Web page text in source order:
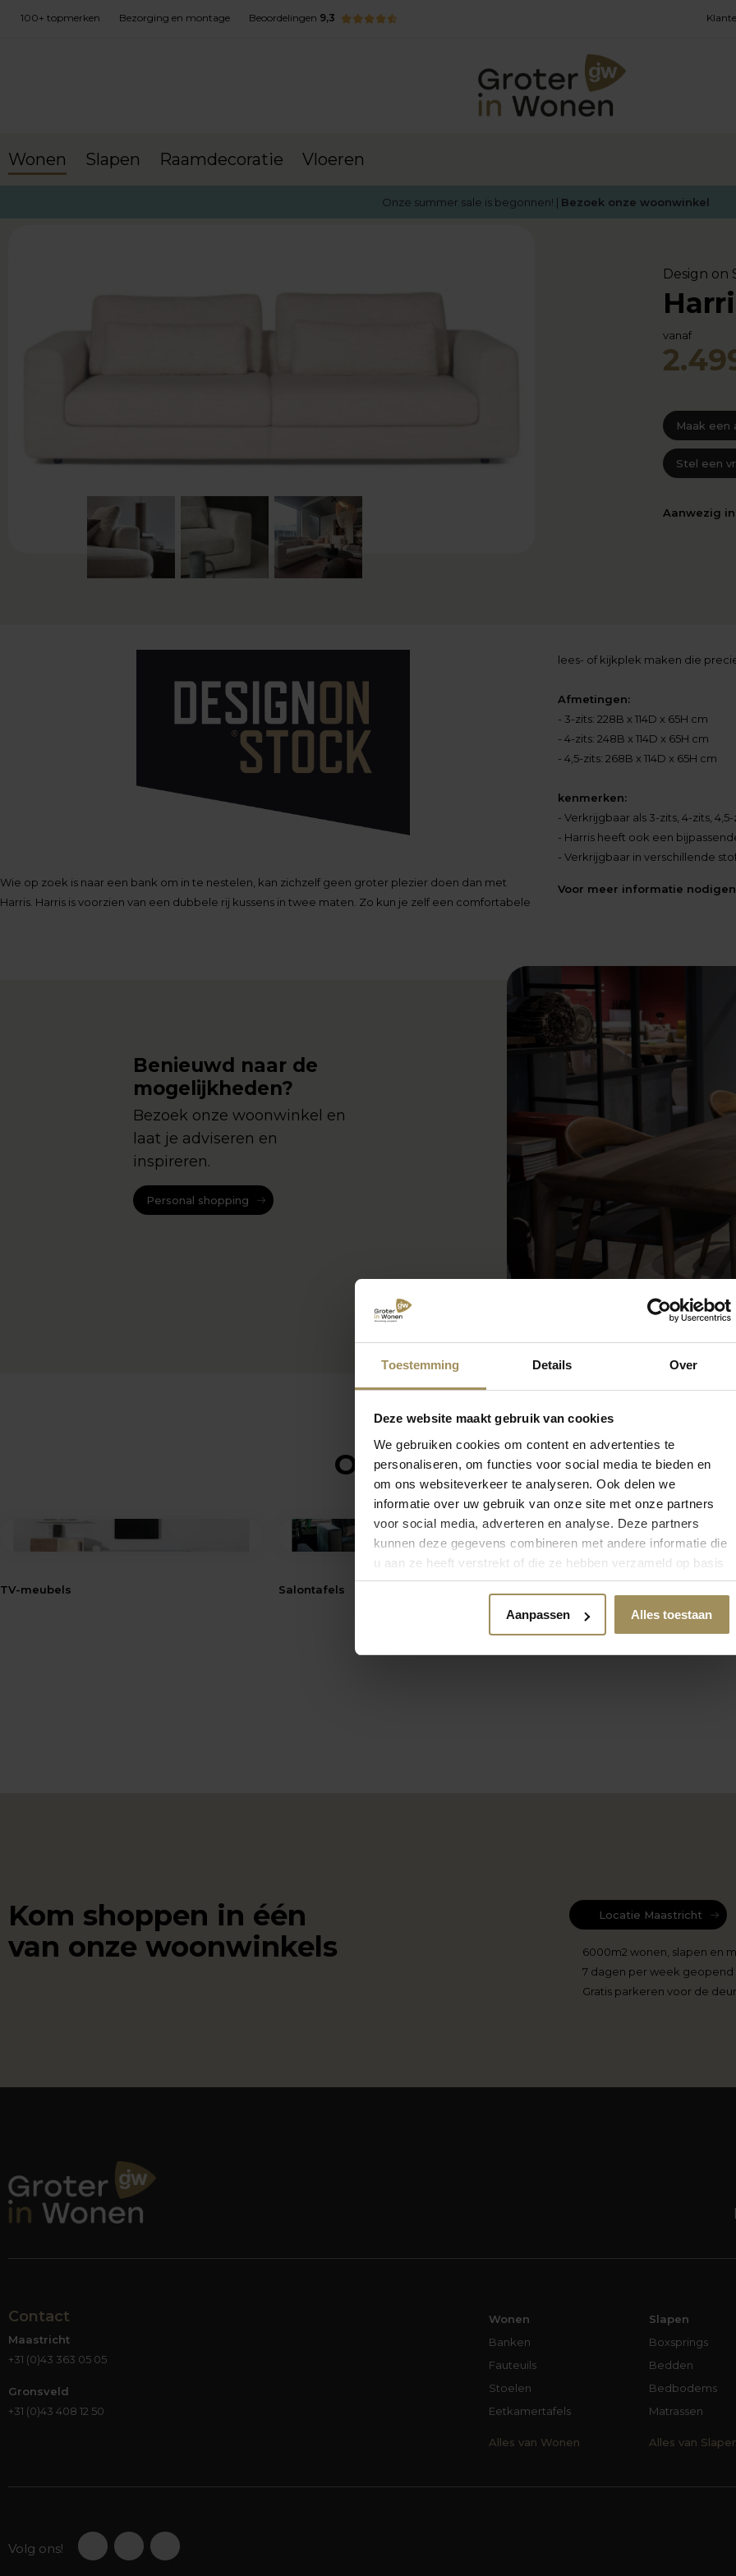
Toestemming Details Over
Deze website maakt gebruik van cookies
We gebruiken cookies om content en advertenties te
personaliseren, om functies voor social media te bieden en
om ons websiteverkeer te analyseren. Ook delen we
informatie over uw gebruik van onze site met onze partners
voor social media, adverteren en analyse. Deze partners
kunnen deze gegevens combineren met andere informatie die
u aan ze heeft verstrekt of die ze hebben verzameld op basis
van uw gebruik van hun services.
Aanpassen Alles toestaan
100+ topmerken Bezorging en montage Beoordelingen 9,3
Wonen Slapen Raamdecoratie Vloeren
Onze summer sale is begonnen! | Bezoek onze woonwinkel
terug naar Wonen Banken
Design on
vanaf
Maak een
Stel een
Aanwezig
Wie op zoek is naar een bank om in te nestelen, kan zichzelf geen groter plezier doen dan met
Harris. Harris is voorzien van een dubbele rij kussens in twee maten. Zo kun je zelf een comfortabele
lees- of kijkplek maken die
Afmetingen:
- 3-zits: 228B x 114D x 65H cm
- 4-zits: 248B x 114D x 65H cm
- 4,5-zits: 268B x 114D x 65H cm
kenmerken:
- Verkrijgbaar als 3-zits, 4-zits,
- Harris heeft ook een
- Verkrijgbaar in verschillende
Voor meer informatie
Benieuwd naar de
mogelijkheden?
Bezoek onze woonwinkel en
laat je adviseren en
inspireren.
Personal shopping
Op zoek naar meer
TV-meubels Salontafels
Kom shoppen in één
van onze woonwinkels
Locatie Maastricht
6000m2 wonen, slapen en
7 dagen per week geopend
Gratis parkeren voor de deur
Contact
Maastricht
+31 (0)43 363 05 05
Gronsveld
+31 (0)43 408 12 50
Wonen
Banken
Fauteuils
Stoelen
Eetkamertafels
Alles van Wonen
Slapen
Boxsprings
Bedden
Bedbodems
Matrassen
Alles van
Volg ons!